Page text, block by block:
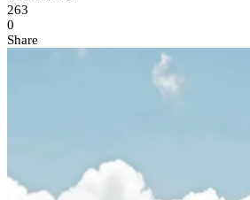
263
0
Share